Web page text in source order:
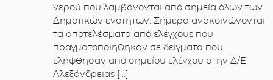
νερού που λαμβάνονται από σημεία όλων των
Δημοτικών ενοτήτων. Σήμερα ανακοινώνονται
τα αποτελέσματα από ελέγχους που
πραγματοποιήθηκαν σε δείγματα που
ελήφθησαν από σημείου ελέγχου στην Δ/Ε
Αλεξάνδρειας […]